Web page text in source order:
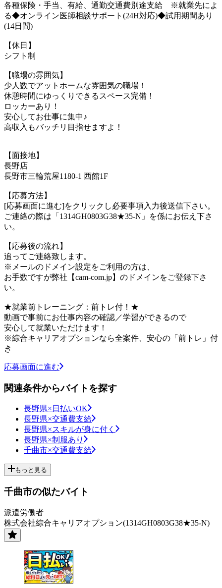
各種保険・手当、有給、通勤交通費別途支給 ※就業先によ
る◆オンライン医師相談サポート(24H対応)◆試用期間あり
(14日間)
【休日】
シフト制
【職場の雰囲気】
少人数でアットホームな雰囲気の職場！
休憩時間にゆっくりできるスペース完備！
ロッカーあり！
安心してお仕事に集中♪
高収入もバッチリ目指せますよ！
【面接地】
長野店
長野市三輪荒屋1180-1 西館1F
【応募方法】
[応募画面に進む]をクリックし必要事項入力後送信下さい。
ご連絡の際は「1314GH0803G38★35-N」を係にお伝え下さ
い。
【応募後の流れ】
追ってご連絡致します。
※メールのドメイン設定をご利用の方は、
お手数ですが弊社【cam-com.jp】のドメインをご登録下さ
い。
★就業前トレーニング：前トレ付！★
動画で事前にお仕事内容の確認／学習ができるので
安心して就業いただけます！
※綜合キャリアオプションなら全案件、安心の「前トレ」付
き
応募画面に進む
関連条件からバイトを探す
長野県×日払いOK
長野県×交通費支給
長野県×スキルが身に付く
長野県×制服あり
千曲市×交通費支給
もっと見る
千曲市の似たバイト
派遣労働者
株式会社綜合キャリアオプション(1314GH0803G38★35-N)